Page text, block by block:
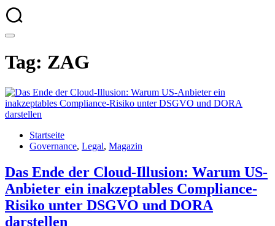
Tag: ZAG
Startseite
Governance, Legal, Magazin
Das Ende der Cloud-Illusion: Warum US-
Anbieter ein inakzeptables Compliance-
Risiko unter DSGVO und DORA
darstellen